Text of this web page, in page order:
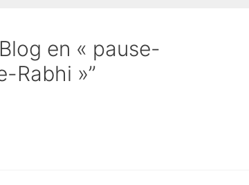
en « pause-
Rabhi »”